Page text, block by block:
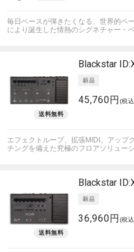
毎日ベースが弾きたくなる、世界的ベ
により誕生した情熱のシグネチャー・
Blackstar
45,760円 (税
エフェクトループ、拡張MIDI、アップ
チングを備えた究極のフロアソリューシ
Blackstar
36,960円 (税